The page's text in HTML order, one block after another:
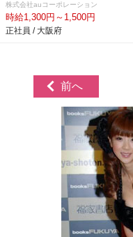
株式会社auコーポレーション
時給1,300円～1,500円
正社員 / 大阪府
前へ